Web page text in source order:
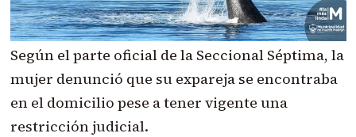
Según el parte oficial de la Seccional Séptima, la
mujer denunció que su expareja se encontraba
en el domicilio pese a tener vigente una
restricción judicial.